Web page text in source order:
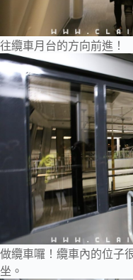
往纜車月台的方向前進！
做纜車囉！纜車內的位子
坐。